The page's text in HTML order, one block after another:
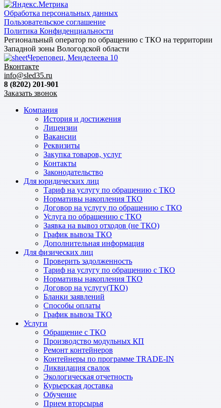
Обработка персональных данных
Пользовательское соглашение
Политика Конфиденциальности
Региональный оператор по обращению с ТКО на территории
Западной зоны Вологодской области
Череповец, Менделеева 10
Вконтакте
info@sled35.ru
8 (8202) 201-901
Заказать звонок
Компания
История и достижения
Лицензии
Вакансии
Реквизиты
Закупка товаров, услуг
Контакты
Законодательство
Для юридических лиц
Тариф на услугу по обращению с ТКО
Нормативы накопления ТКО
Договор на услугу по обращению с ТКО
Услуга по обращению с ТКО
Заявка на вывоз отходов (не ТКО)
График вывоза ТКО
Дополнительная информация
Для физических лиц
Проверить задолженность
Тариф на услугу по обращению с ТКО
Нормативы накопления ТКО
Договор на услугу(ТКО)
Бланки заявлений
Способы оплаты
График вывоза ТКО
Услуги
Обращение с ТКО
Производство модульных КП
Ремонт контейнеров
Контейнеры по программе TRADE-IN
Ликвидация свалок
Экологическая отчетность
Курьерская доставка
Обучение
Прием вторсырья